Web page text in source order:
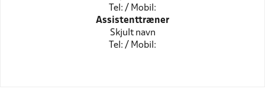
Tel: / Mobil:
Assistenttræner
Skjult navn
Tel: / Mobil: